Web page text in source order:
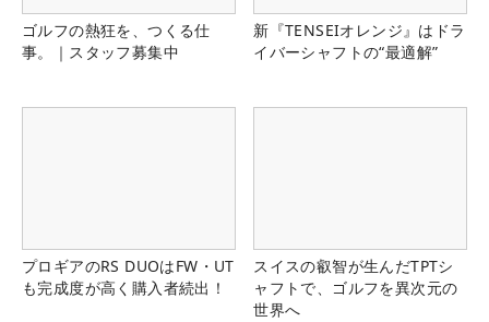
ゴルフの熱狂を、つくる仕
事。｜スタッフ募集中
新『TENSEIオレンジ』はドラ
イバーシャフトの“最適解”
プロギアのRS DUOはFW・UT
も完成度が高く購入者続出！
スイスの叡智が生んだTPTシ
ャフトで、ゴルフを異次元の
世界へ